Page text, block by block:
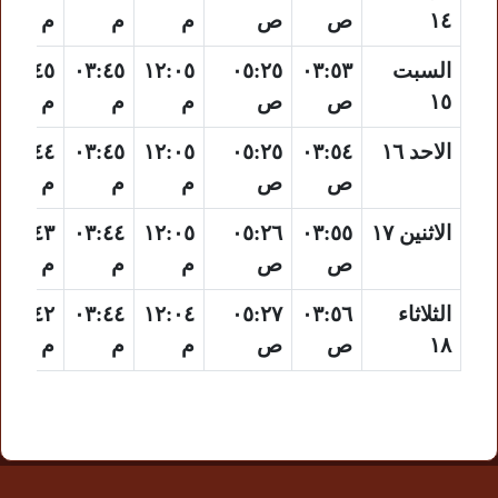
١٤
ص
ص
م
م
م
السبت
١٥
٠٣:٥٣
ص
٠٥:٢٥
ص
١٢:٠٥
م
٠٣:٤٥
م
٠٦:٤٥
م
الاحد ١٦
٠٣:٥٤
ص
٠٥:٢٥
ص
١٢:٠٥
م
٠٣:٤٥
م
٠٦:٤٤
م
الاثنين ١٧
٠٣:٥٥
ص
٠٥:٢٦
ص
١٢:٠٥
م
٠٣:٤٤
م
٠٦:٤٣
م
الثلاثاء
١٨
٠٣:٥٦
ص
٠٥:٢٧
ص
١٢:٠٤
م
٠٣:٤٤
م
٠٦:٤٢
م